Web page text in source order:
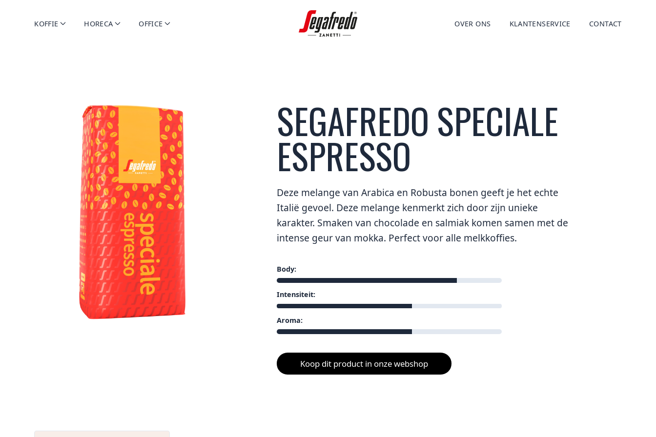
KOFFIE HORECA OFFICE OVER ONS KLANTENSERVICE CONTACT
SEGAFREDO SPECIALE
ESPRESSO
Deze melange van Arabica en Robusta bonen geeft je het echte
Italië gevoel. Deze melange kenmerkt zich door zijn unieke
karakter. Smaken van chocolade en salmiak komen samen met de
intense geur van mokka. Perfect voor alle melkkoffies.
Body:
Intensiteit:
Aroma:
Koop dit product in onze webshop